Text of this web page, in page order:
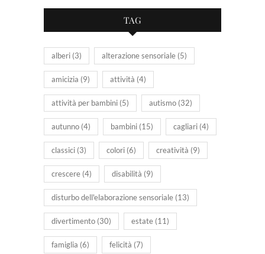
TAG
alberi (3) alterazione sensoriale (5)
amicizia (9) attività (4)
attività per bambini (5) autismo (32)
autunno (4) bambini (15) cagliari (4)
classici (3) colori (6) creatività (9)
crescere (4) disabilità (9)
disturbo dell'elaborazione sensoriale (13)
divertimento (30) estate (11)
famiglia (6) felicità (7)